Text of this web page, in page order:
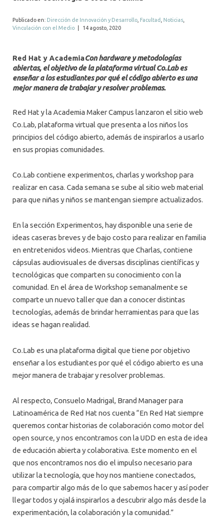
MEDIOS
Publicado en: Dirección de Innovación y Desarrollo Facultad Noticias
Vinculación con el Medio
14 agosto, 2020
Red Hat y AcademiaCon hardware y metodologías
abiertas, el objetivo de la plataforma virtual Co.Lab es
enseñar a los estudiantes por qué el código abierto es una
mejor manera de trabajar y resolver problemas.
Red Hat y la Academia Maker Campus lanzaron el sitio web
Co.Lab, plataforma virtual que presenta a los niños los
principios del código abierto, además de inspirarlos a usarlo
en sus propias comunidades.
Co.Lab contiene experimentos, charlas y workshop para
realizar en casa. Cada semana se sube al sitio web material
para que niñas y niños se mantengan siempre actualizados.
En la sección Experimentos, hay disponible una serie de
ideas caseras breves y de bajo costo para realizar en familia
en entretenidos videos. Mientras que Charlas, contiene
cápsulas audiovisuales de diversas disciplinas científicas y
tecnológicas que comparten su conocimiento con la
comunidad. En el área de Workshop semanalmente se
comparte un nuevo taller que dan a conocer distintas
tecnologías, además de brindar herramientas para que las
ideas se hagan realidad.
Co.Lab es una plataforma digital que tiene por objetivo
enseñar a los estudiantes por qué el código abierto es una
mejor manera de trabajar y resolver problemas.
Al respecto, Consuelo Madrigal, Brand Manager para
Latinoamérica de Red Hat nos cuenta “En Red Hat siempre
queremos contar historias de colaboración como motor del
open source, y nos encontramos con la UDD en esta de idea
de educación abierta y colaborativa. Este momento en el
que nos encontramos nos dio el impulso necesario para
utilizar la tecnología, que hoy nos mantiene conectados,
para compartir algo más de lo que sabemos hacer y así poder
llegar todos y ojalá inspirarlos a descubrir algo más desde la
experimentación, la colaboración y la comunidad.”